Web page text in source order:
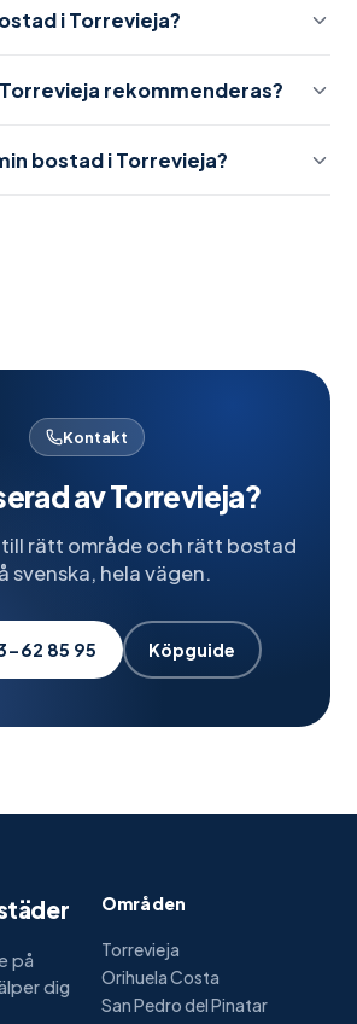
i Torrevieja?
rekommenderas?
bostad i Torrevieja?
Kontakt
avTorrevieja?
rätt område och rätt bostad
svenska, hela vägen.
62 85 95 Köpguide
på
dig
Områden
Torrevieja
Orihuela Costa
San Pedro del Pinatar